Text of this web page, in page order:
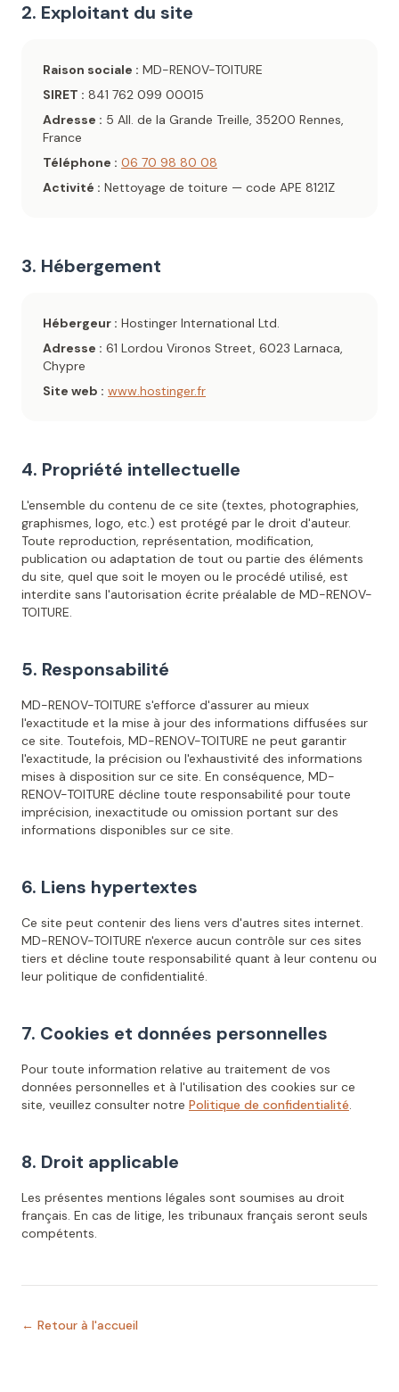
2. Exploitant du site
Raison sociale : MD-RENOV-TOITURE
SIRET : 841 762 099 00015
Adresse : 5 All. de la Grande Treille, 35200 Rennes,
France
Téléphone : 06 70 98 80 08
Activité : Nettoyage de toiture — code APE 8121Z
3. Hébergement
Hébergeur : Hostinger International Ltd.
Adresse : 61 Lordou Vironos Street, 6023 Larnaca,
Chypre
Site web : www.hostinger.fr
4. Propriété intellectuelle
L'ensemble du contenu de ce site (textes, photographies,
graphismes, logo, etc.) est protégé par le droit d'auteur.
Toute reproduction, représentation, modification,
publication ou adaptation de tout ou partie des éléments
du site, quel que soit le moyen ou le procédé utilisé, est
interdite sans l'autorisation écrite préalable de MD-RENOV-
TOITURE.
5. Responsabilité
MD-RENOV-TOITURE s'efforce d'assurer au mieux
l'exactitude et la mise à jour des informations diffusées sur
ce site. Toutefois, MD-RENOV-TOITURE ne peut garantir
l'exactitude, la précision ou l'exhaustivité des informations
mises à disposition sur ce site. En conséquence, MD-
RENOV-TOITURE décline toute responsabilité pour toute
imprécision, inexactitude ou omission portant sur des
informations disponibles sur ce site.
6. Liens hypertextes
Ce site peut contenir des liens vers d'autres sites internet.
MD-RENOV-TOITURE n'exerce aucun contrôle sur ces sites
tiers et décline toute responsabilité quant à leur contenu ou
leur politique de confidentialité.
7. Cookies et données personnelles
Pour toute information relative au traitement de vos
données personnelles et à l'utilisation des cookies sur ce
site, veuillez consulter notre Politique de confidentialité.
8. Droit applicable
Les présentes mentions légales sont soumises au droit
français. En cas de litige, les tribunaux français seront seuls
compétents.
← Retour à l'accueil